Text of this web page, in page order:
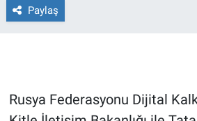
Paylaş
Rusya Federasyonu Dijital
Gün Ortası
Haber